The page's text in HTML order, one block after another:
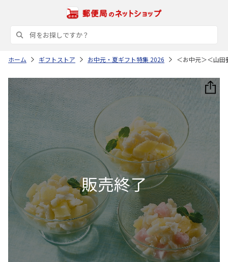
ホーム ギフトストア お中元・夏ギフト特集 2026 ＜お中元＞＜山